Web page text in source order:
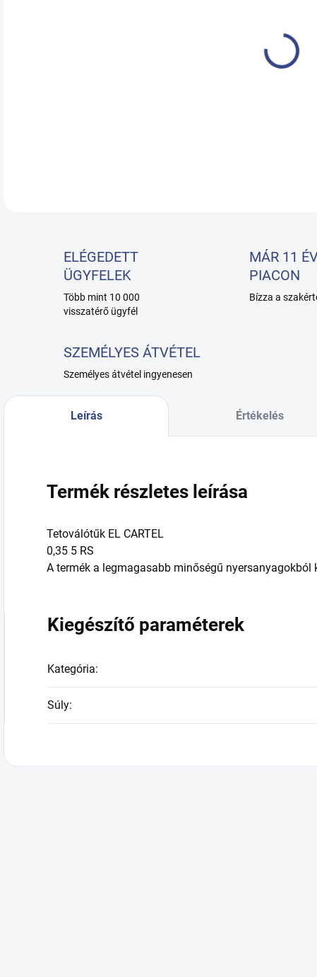
ELÉGEDETT
ÜGYFELEK
Több mint 10 000
visszatérő ügyfél
MÁR 11
PIACON
Bízza a
SZEMÉLYES ÁTVÉTEL
Személyes átvétel ingyenesen
Leírás Értékelés
Termék részletes leírása
Tetoválótűk EL CARTEL
0,35 5 RS
A termék a legmagasabb minőségű nyersanyagokból
Kiegészítő paraméterek
Kategória:
Súly: